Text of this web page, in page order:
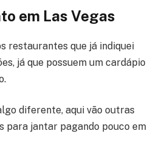
em Las Vegas
restaurantes que já indiquei
já que possuem um cardápio
diferente, aqui vão outras
para jantar pagando pouco em